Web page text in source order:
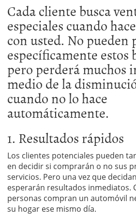
Cada cliente busca
especiales cuando hace
con usted. No pueden
específicamente estos
pero perderá muchos
medio de la
cuando no lo hace
automáticamente.
1. Resultados rápidos
Los clientes potenciales pueden
en decidir si comprarán o no sus
servicios. Pero una vez que
esperarán resultados inmediatos.
personas compran un automóvil
su hogar ese mismo día.